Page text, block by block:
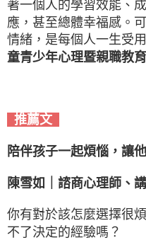
著一個人的學習效能、
應，甚至總體幸福感。
情緒，是每個人一生受
童青少年心理暨親職教
推薦文
陪伴孩子一起煩惱，讓
陳雪如｜諮商心理師、
你有對於該怎麼選擇很
不了決定的經驗嗎？